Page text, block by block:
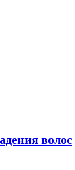
волос